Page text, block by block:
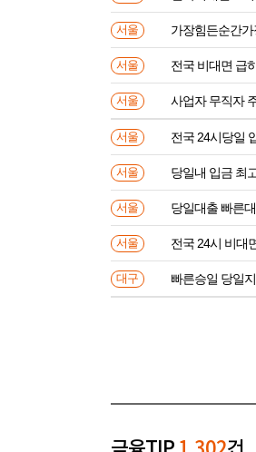
서울 가장힘든순간
서울
서울 사업자 무직자
서울 전국 24시당일
서울 당일내 입금 최
서울 당일대출 빠른
서울 전국 24시 비대
대구 빠른승일 당일